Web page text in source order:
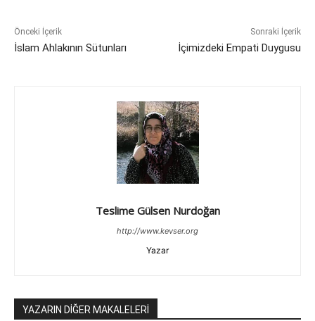
Önceki İçerik
İslam Ahlakının Sütunları
Sonraki İçerik
İçimizdeki Empati Duygusu
Teslime Gülsen Nurdoğan
http://www.kevser.org
Yazar
YAZARIN DİĞER MAKALELERİ